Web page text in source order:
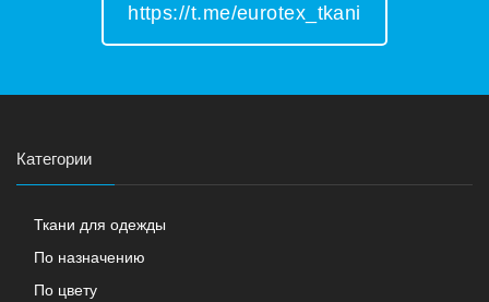
https://t.me/eurotex_tkani
Категории
Ткани для одежды
По назначению
По цвету